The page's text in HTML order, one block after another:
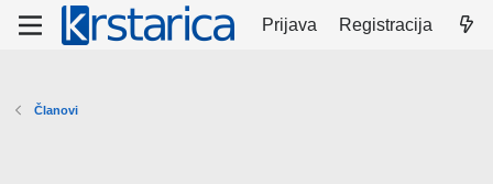
Prijava Registracija
Članovi